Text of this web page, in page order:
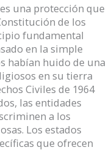
una protección que
de los
fundamental
en la simple
habían huido de una
en su tierra
Civiles de 1964
las entidades
a los
Los estados
que ofrecen